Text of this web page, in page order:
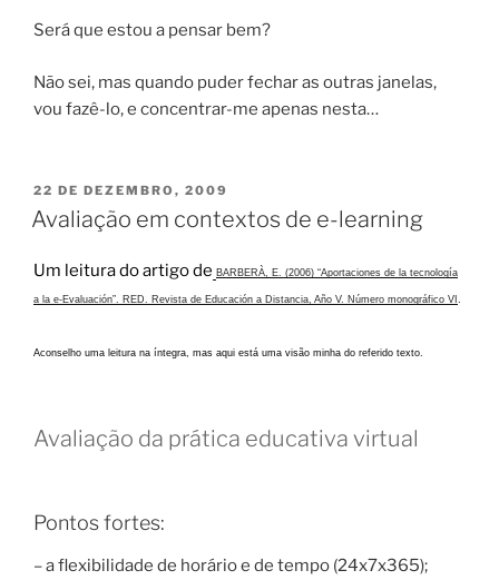
Será que estou a pensar bem?
Não sei, mas quando puder fechar as outras janelas,
vou fazê-lo, e concentrar-me apenas nesta…
PUBLICADO
EM
22 DE DEZEMBRO, 2009
Avaliação em contextos de e-learning
Um leitura do artigo de BARBERÀ, E. (2006) “Aportaciones de la tecnología
a la e-Evaluación”. RED. Revista de Educación a Distancia, Año V. Número monográfico VI .
Aconselho uma leitura na íntegra, mas aqui está uma visão minha do referido texto.
Avaliação da prática educativa virtual
Pontos fortes:
– a flexibilidade de horário e de tempo (24x7x365);